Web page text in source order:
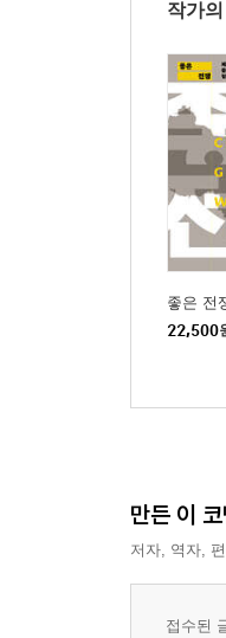
변절자 아
02. 총통
체임벌린
제2부. 진
03. 펜타곤
05. 학대 혹
샤워장 안
끝나더라도
작가
좋은 전
22,500
만든 이
저자, 역자,
접수된